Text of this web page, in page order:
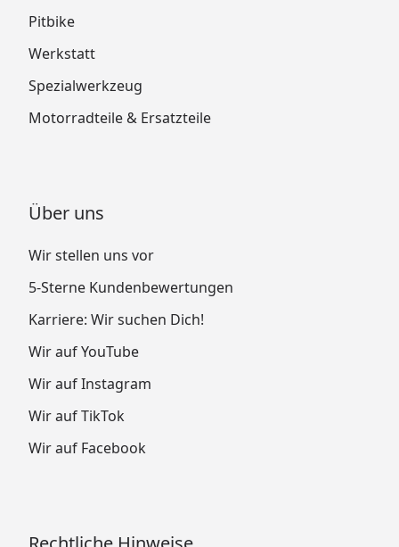
Pitbike
Werkstatt
Spezialwerkzeug
Motorradteile & Ersatzteile
Über uns
Wir stellen uns vor
5-Sterne Kundenbewertungen
Karriere: Wir suchen Dich!
Wir auf YouTube
Wir auf Instagram
Wir auf TikTok
Wir auf Facebook